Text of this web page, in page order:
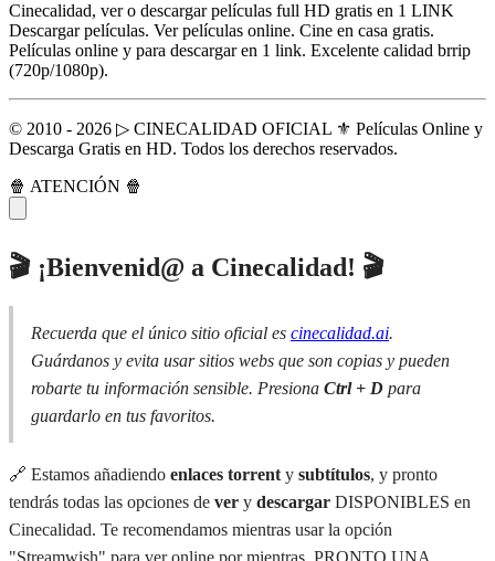
Cinecalidad, ver o descargar películas full HD gratis en 1 LINK
Descargar películas. Ver películas online. Cine en casa gratis.
Películas online y para descargar en 1 link. Excelente calidad brrip
(720p/1080p).
© 2010 - 2026 ▷ CINECALIDAD OFICIAL ⚜️ Películas Online y
Descarga Gratis en HD. Todos los derechos reservados.
🍿 ATENCIÓN 🍿
🎬 ¡Bienvenid@ a Cinecalidad! 🎬
Recuerda que el único sitio oficial es cinecalidad.ai.
Guárdanos y evita usar sitios webs que son copias y pueden
robarte tu información sensible. Presiona Ctrl + D para
guardarlo en tus favoritos.
🔗 Estamos añadiendo enlaces torrent y subtítulos, y pronto
tendrás todas las opciones de ver y descargar DISPONIBLES en
Cinecalidad. Te recomendamos mientras usar la opción